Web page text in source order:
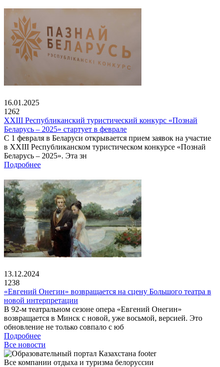
16.01.2025
1262
XXIII Республиканский туристический конкурс «Познай
Беларусь – 2025» стартует в феврале
С 1 февраля в Беларуси открывается прием заявок на участие
в XXIII Республиканском туристическом конкурсе «Познай
Беларусь – 2025». Эта зн
Подробнее
13.12.2024
1238
«Евгений Онегин» возвращается на сцену Большого театра в
новой интерпретации
В 92-м театральном сезоне опера «Евгений Онегин»
возвращается в Минск с новой, уже восьмой, версией. Это
обновление не только совпало с юб
Подробнее
Все новости
Все компании отдыха и туризма белоруссии